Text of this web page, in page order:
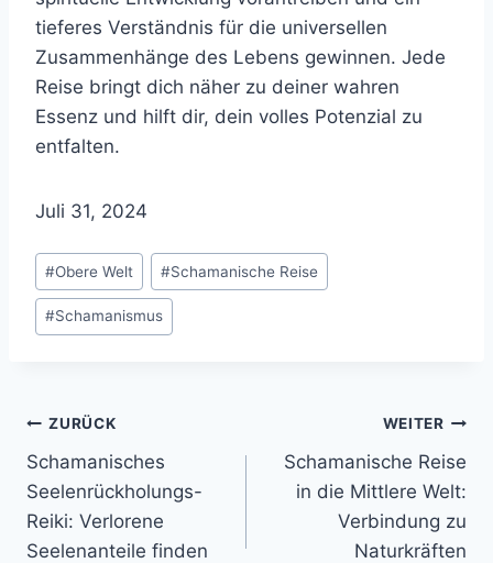
tieferes Verständnis für die universellen
Zusammenhänge des Lebens gewinnen. Jede
Reise bringt dich näher zu deiner wahren
Essenz und hilft dir, dein volles Potenzial zu
entfalten.
Juli 31, 2024
Schlagworte:
#Obere Welt #Schamanische Reise
#Schamanismus
Beitragsnavigation
ZURÜCK
Schamanisches
Seelenrückholungs-
Reiki: Verlorene
Seelenanteile finden
WEITER
Schamanische Reise
in die Mittlere Welt:
Verbindung zu
Naturkräften